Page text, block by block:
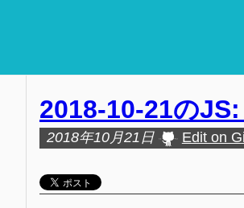
2018-10-21の
2018年10月21日 Edit on